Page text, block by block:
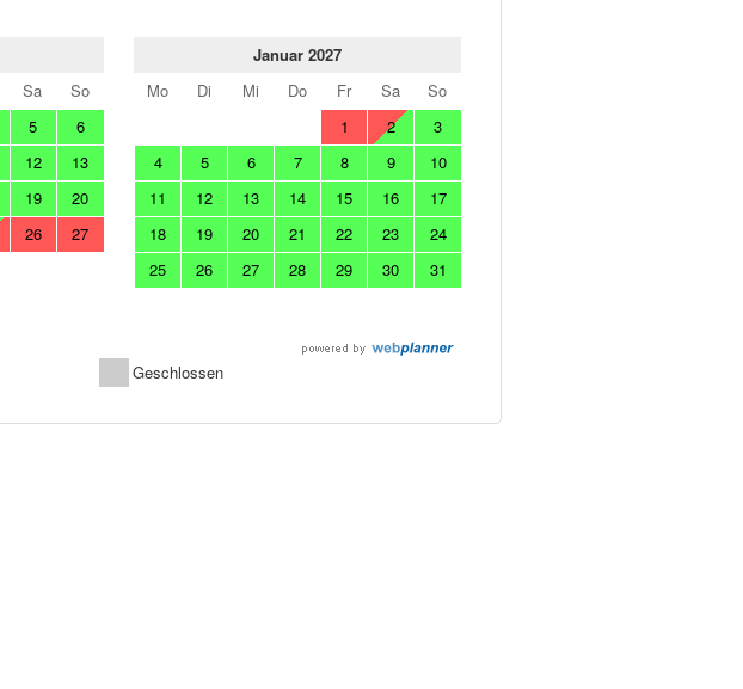
Sa
So
5
6
12
13
19
20
26
27
Januar 2027
Mo
Di Mi Do Fr Sa
So
1
2
3
4
5 6 7 8 9
10
11
12 13 14 15 16
17
18
19 20 21 22 23
24
25
26 27 28 29 30 31
Geschlossen